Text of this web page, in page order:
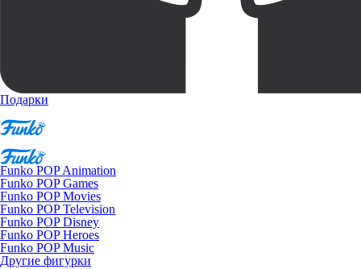
Подарки
Funko POP Animation
Funko POP Games
Funko POP Movies
Funko POP Television
Funko POP Disney
Funko POP Heroes
Funko POP Music
Другие фигурки